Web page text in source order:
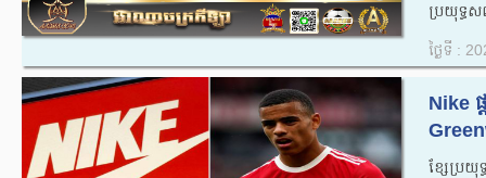
ប្រយុទ្ធស
ថ្ងៃទី :
Nike
ខ្សែប្រ